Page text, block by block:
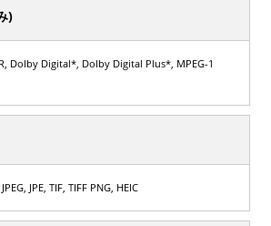
)
Dolby Digital*, Dolby Digital Plus*, MPEG-1
JPE, TIF, TIFF PNG, HEIC